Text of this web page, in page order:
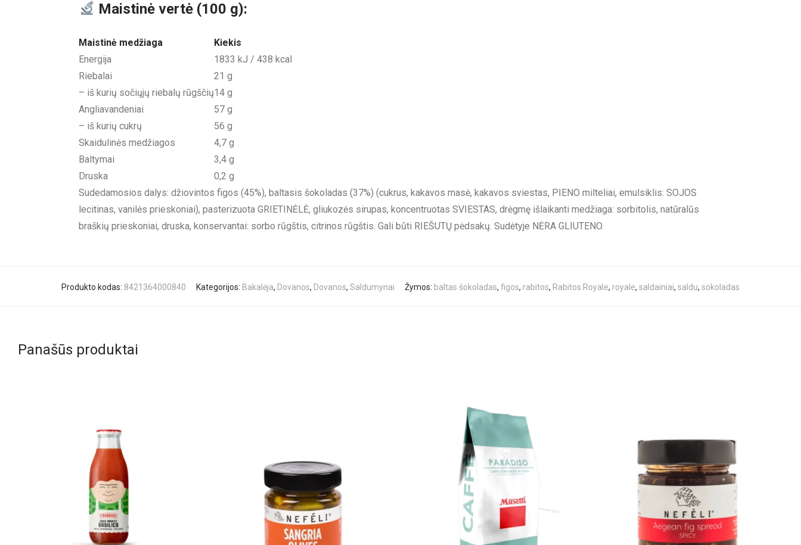
Maistinė vertė (100 g):
Maistinė medžiaga
Kiekis
Energija
1833 kJ / 438 kcal
Riebalai
21 g
– iš kurių sočiųjų riebalų rūgščių14 g
Angliavandeniai
57 g
– iš kurių cukrų
56 g
Skaidulinės medžiagos
4,7 g
Baltymai
3,4 g
Druska
0,2 g
Sudedamosios dalys: džiovintos figos (45%), baltasis šokoladas (37%) (cukrus, kakavos masė, kakavos sviestas, PIENO milteliai, emulsiklis: SOJOS
lecitinas, vanilės prieskoniai), pasterizuota GRIETINĖLĖ, gliukozės sirupas, koncentruotas SVIESTAS, drėgmę išlaikanti medžiaga: sorbitolis, natūralūs
braškių prieskoniai, druska, konservantai: sorbo rūgštis, citrinos rūgštis. Gali būti RIEŠUTŲ pėdsakų. Sudėtyje NĖRA GLIUTENO.
Produkto kodas: 8421364000840 Kategorijos: Bakalėja, Dovanos, Dovanos, Saldumynai Žymos: baltas šokoladas, figos, rabitos, Rabitos Royale, royale, saldainiai, saldu, sokoladas
Panašūs produktai